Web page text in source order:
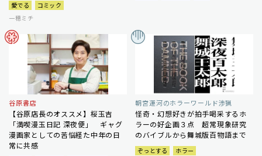
愛でる
コミック
一穂ミチ
谷原書店
【谷原店長のオススメ】桜玉吉
「満喫漫玉日記 深夜便」 ギャグ
漫画家としての苦悩経た中年の日
常に共感
朝宮運河のホラーワールド渉猟
怪奇・幻想好きが拍手喝采するホ
ラーの好企画３点 超常現象研究
のバイブルから舞城版百物語まで
ぞっとする
ホラー